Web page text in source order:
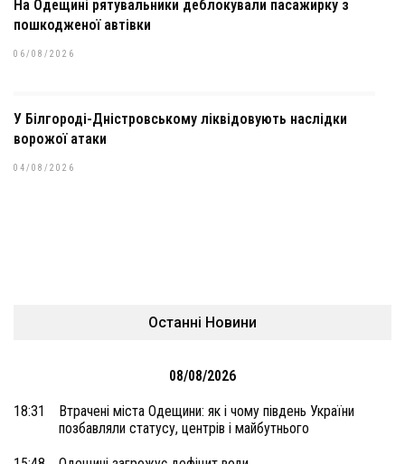
На Одещині рятувальники деблокували пасажирку з
пошкодженої автівки
06/08/2026
У Білгороді-Дністровському ліквідовують наслідки
ворожої атаки
04/08/2026
Останні Новини
08/08/2026
18:31
Втрачені міста Одещини: як і чому південь України
позбавляли статусу, центрів і майбутнього